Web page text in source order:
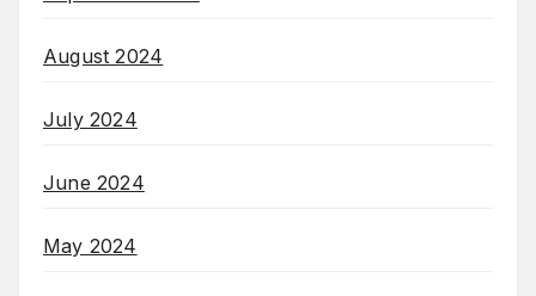
August 2024
July 2024
June 2024
May 2024